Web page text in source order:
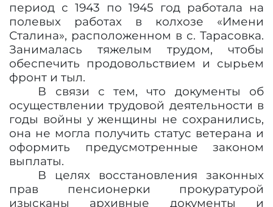
период с 1943 по 1945 год работала на
полевых работах в колхозе «Имени
Сталина», расположенном в с. Тарасовка.
Занималась тяжелым трудом, чтобы
обеспечить продовольствием и сырьем
фронт и тыл.
В связи с тем, что документы об
осуществлении трудовой деятельности в
годы войны у женщины не сохранились,
она не могла получить статус ветерана и
оформить предусмотренные законом
выплаты.
В целях восстановления законных
прав пенсионерки прокуратурой
изысканы архивные документы и